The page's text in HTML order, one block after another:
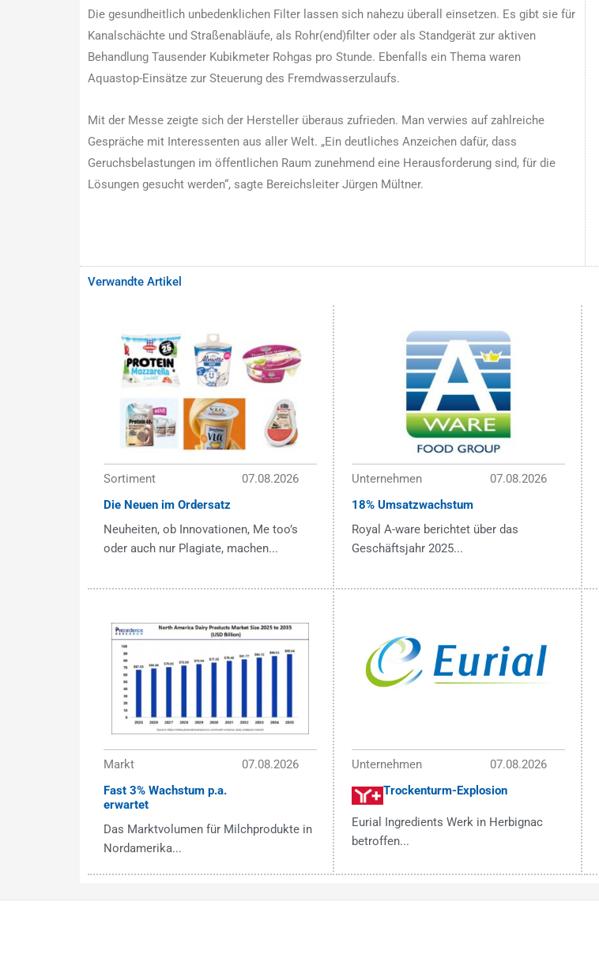
Die gesundheitlich unbedenklichen Filter lassen sich nahezu überall einsetzen. Es gibt sie für
Kanalschächte und Straßenabläufe, als Rohr(end)filter oder als Standgerät zur aktiven
Behandlung Tausender Kubikmeter Rohgas pro Stunde. Ebenfalls ein Thema waren
Aquastop-Einsätze zur Steuerung des Fremdwasserzulaufs.
Mit der Messe zeigte sich der Hersteller überaus zufrieden. Man verwies auf zahlreiche
Gespräche mit Interessenten aus aller Welt. „Ein deutliches Anzeichen dafür, dass
Geruchsbelastungen im öffentlichen Raum zunehmend eine Herausforderung sind, für die
Lösungen gesucht werden“, sagte Bereichsleiter Jürgen Mültner.
Verwandte Artikel
Sortiment
07.08.2026
Die Neuen im Ordersatz
Neuheiten, ob Innovationen, Me too’s
oder auch nur Plagiate, machen...
Unternehmen
07.08.2026
18% Umsatzwachstum
Royal A-ware berichtet über das
Geschäftsjahr 2025...
Markt
07.08.2026
Fast 3% Wachstum p.a.
erwartet
Das Marktvolumen für Milchprodukte in
Nordamerika...
Unternehmen
07.08.2026
Trockenturm-Explosion
Eurial Ingredients Werk in Herbignac
betroffen...